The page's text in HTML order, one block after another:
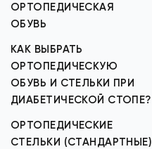
ОРТОПЕДИЧЕСКАЯ
ОБУВЬ
КАК ВЫБРАТЬ
ОРТОПЕДИЧЕСКУЮ
ОБУВЬ И СТЕЛЬКИ ПРИ
ДИАБЕТИЧЕСКОЙ СТОПЕ?
ОРТОПЕДИЧЕСКИЕ
СТЕЛЬКИ (СТАНДАРТНЫЕ)